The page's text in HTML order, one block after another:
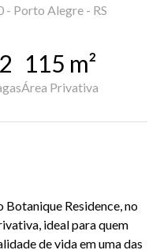
- Porto Alegre - RS
2 115 m²
Área Privativa
Botanique Residence, no
ideal para quem
de vida em uma das